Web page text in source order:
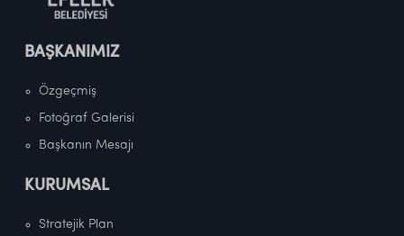
BAŞKANIMIZ
Özgeçmiş
Fotoğraf Galerisi
Başkanın Mesajı
KURUMSAL
Stratejik Plan